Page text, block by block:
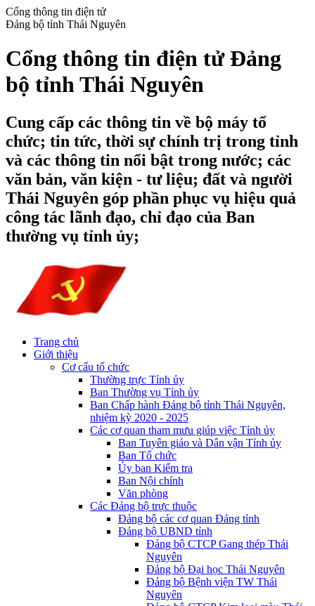
Cổng thông tin điện tử
Đảng bộ tỉnh Thái Nguyên
Cổng thông tin điện tử Đảng
bộ tỉnh Thái Nguyên
Cung cấp các thông tin về bộ máy tổ
chức; tin tức, thời sự chính trị trong tỉnh
và các thông tin nổi bật trong nước; các
văn bản, văn kiện - tư liệu; đất và người
Thái Nguyên góp phần phục vụ hiệu quả
công tác lãnh đạo, chỉ đạo của Ban
thường vụ tỉnh ủy;
Trang chủ
Giới thiệu
Cơ cấu tổ chức
Thường trực Tỉnh ủy
Ban Thường vụ Tỉnh ủy
Ban Chấp hành Đảng bộ tỉnh Thái Nguyên,
nhiệm kỳ 2020 - 2025
Các cơ quan tham mưu giúp việc Tỉnh ủy
Ban Tuyên giáo và Dân vận Tỉnh ủy
Ban Tổ chức
Ủy ban Kiểm tra
Ban Nội chính
Văn phòng
Các Đảng bộ trực thuộc
Đảng bộ các cơ quan Đảng tỉnh
Đảng bộ UBND tỉnh
Đảng bộ CTCP Gang thép Thái
Nguyên
Đảng bộ Đại học Thái Nguyên
Đảng bộ Bệnh viện TW Thái
Nguyên